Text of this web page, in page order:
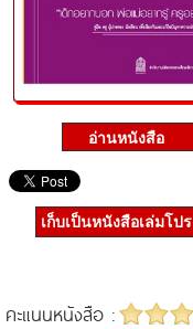
เก็บเป็นหนังสือเล่มโป
คะแนนหนังสือ :